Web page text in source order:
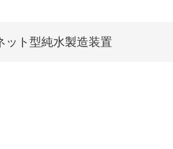
ット型純水製造装置